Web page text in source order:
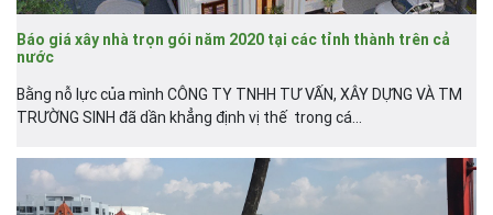
Báo giá xây nhà trọn gói năm 2020 tại các tỉnh thành trên cả
nước
Bằng nỗ lực của mình CÔNG TY TNHH TƯ VẤN, XÂY DỰNG VÀ TM
TRƯỜNG SINH đã dần khẳng định vị thế trong cá...